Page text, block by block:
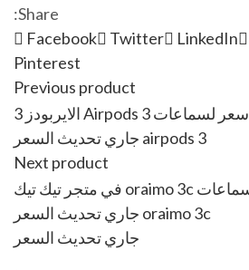
Share:
Facebook
Twitter LinkedIn
Pinterest
Previous product
airpods 3 جاري تحديث السعر
Next product
oraimo 3c جاري تحديث السعر
جاري تحديث السعر